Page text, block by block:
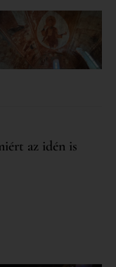
az idén is